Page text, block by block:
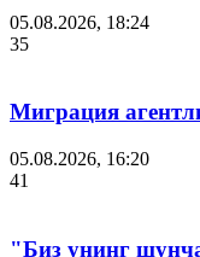
05.08.2026, 18:24
35
Миграция
05.08.2026, 16:20
41
"Биз унинг